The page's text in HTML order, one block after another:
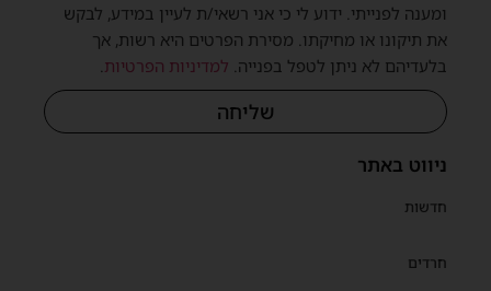
ניווט באתר
חדשות
חרדים
ומענה לפנייתי. ידוע לי כי אני רשאי/ת לעיין במידע, לבקש
את תיקונו או מחיקתו. מסירת הפרטים היא רשות, אך
בלעדיהם לא ניתן לטפל בפנייה. למדיניות הפרטיות
שליחה